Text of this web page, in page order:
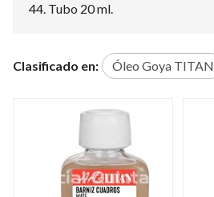
44. Tubo 20 ml.
Clasificado en: Óleo Goya TITAN